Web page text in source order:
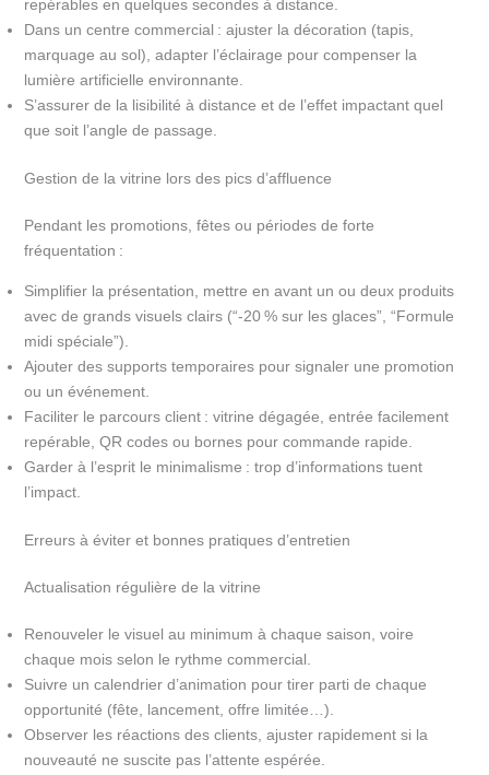
repérables en quelques secondes à distance.
Dans un centre commercial : ajuster la décoration (tapis,
marquage au sol), adapter l’éclairage pour compenser la
lumière artificielle environnante.
S’assurer de la lisibilité à distance et de l’effet impactant quel
que soit l’angle de passage.
Gestion de la vitrine lors des pics d’affluence
Pendant les promotions, fêtes ou périodes de forte
fréquentation :
Simplifier la présentation, mettre en avant un ou deux produits
avec de grands visuels clairs (“-20 % sur les glaces”, “Formule
midi spéciale”).
Ajouter des supports temporaires pour signaler une promotion
ou un événement.
Faciliter le parcours client : vitrine dégagée, entrée facilement
repérable, QR codes ou bornes pour commande rapide.
Garder à l’esprit le minimalisme : trop d’informations tuent
l’impact.
Erreurs à éviter et bonnes pratiques d’entretien
Actualisation régulière de la vitrine
Renouveler le visuel au minimum à chaque saison, voire
chaque mois selon le rythme commercial.
Suivre un calendrier d’animation pour tirer parti de chaque
opportunité (fête, lancement, offre limitée…).
Observer les réactions des clients, ajuster rapidement si la
nouveauté ne suscite pas l’attente espérée.